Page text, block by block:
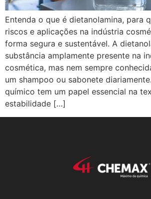
Entenda o que é dietanolamina, para
riscos e aplicações na indústria
forma segura e sustentável. A
substância amplamente presente na
cosmética, mas nem sempre
um shampoo ou sabonete
químico tem um papel essencial na
estabilidade […]